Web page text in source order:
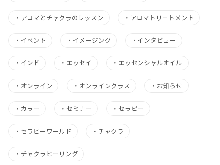
・ アロマとチャクラのレッスン ・ アロマトリートメント
・ イベント ・ イメージング ・ インタビュー
・ インド ・ エッセイ ・ エッセンシャルオイル
・ オンライン ・ オンラインクラス ・ お知らせ
・ カラー ・ セミナー ・ セラピー
・ セラピーワールド ・ チャクラ
・ チャクラヒーリング